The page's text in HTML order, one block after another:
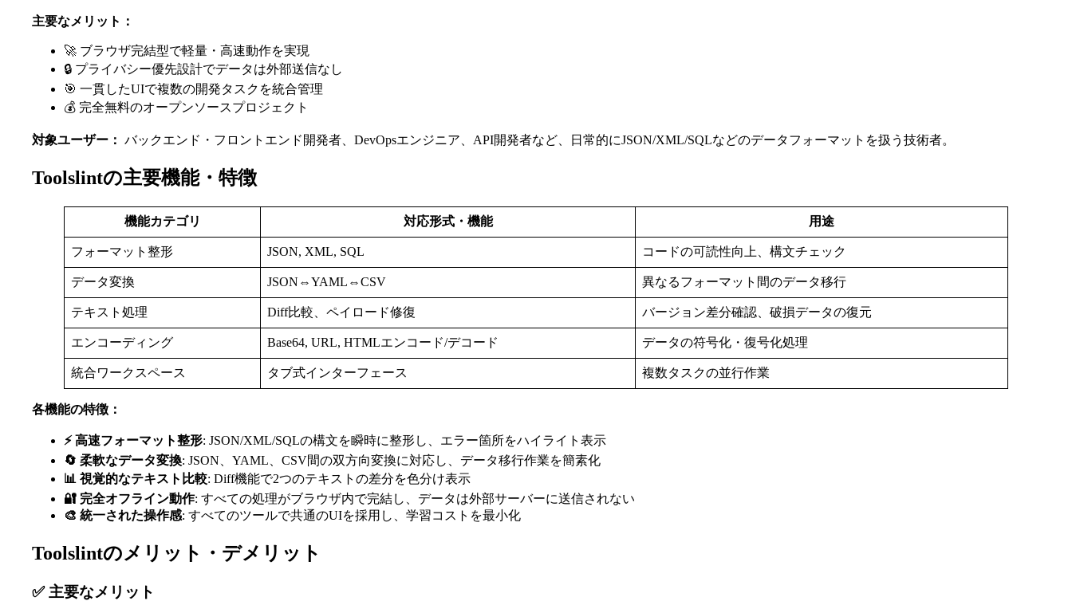
主要なメリット：
🚀 ブラウザ完結型で軽量・高速動作を実現
🔒 プライバシー優先設計でデータは外部送信なし
🎯 一貫したUIで複数の開発タスクを統合管理
💰 完全無料のオープンソースプロジェクト
対象ユーザー： バックエンド・フロントエンド開発者、DevOpsエンジニア、API開発者など、日常的にJSON/XML/SQLなどのデータフォーマットを扱う技術者。
Toolslintの主要機能・特徴
機能カテゴリ 対応形式・機能 用途
フォーマット整形 JSON, XML, SQL コードの可読性向上、構文チェック
データ変換 JSON⇔YAML⇔CSV 異なるフォーマット間のデータ移行
テキスト処理 Diff比較、ペイロード修復 バージョン差分確認、破損データの復元
エンコーディング Base64, URL, HTMLエンコード/デコード データの符号化・復号化処理
統合ワークスペース タブ式インターフェース 複数タスクの並行作業
各機能の特徴：
⚡ 高速フォーマット整形: JSON/XML/SQLの構文を瞬時に整形し、エラー箇所をハイライト表示
🔄 柔軟なデータ変換: JSON、YAML、CSV間の双方向変換に対応し、データ移行作業を簡素化
📊 視覚的なテキスト比較: Diff機能で2つのテキストの差分を色分け表示
🔐 完全オフライン動作: すべての処理がブラウザ内で完結し、データは外部サーバーに送信されない
🎨 統一された操作感: すべてのツールで共通のUIを採用し、学習コストを最小化
Toolslintのメリット・デメリット
✅ 主要なメリット